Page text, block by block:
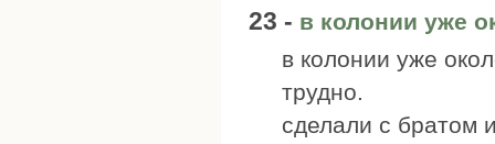
23 - в колонии уже
в колонии уже
трудно.
сделали с братом